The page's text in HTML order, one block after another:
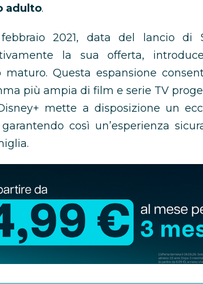
adulto.
2021, data del lancio di
la sua offerta,
maturo. Questa espansione
più ampia di film e serie TV
mette a disposizione un
garantendo così un’esperienza